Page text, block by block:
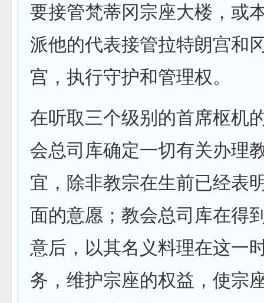
要接管梵蒂冈宗座大楼，或
派他的代表接管拉特朗宫和
宫，执行守护和管理权。
在听取三个级别的首席枢机
会总司库确定一切有关办理
宜，除非教宗在生前已经表
面的意愿；教会总司库在得
意后，以其名义料理在这一
务，维护宗座的权益，使宗